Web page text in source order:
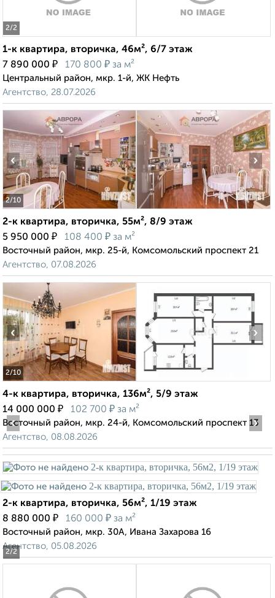
2/2
1-к квартира, вторичка, 46м², 6/7 этаж
7 890 000 ₽ 170 800 ₽ за м²
Центральный район, мкр. 1-й, ЖК Нефть
Агентство, 28.07.2026
2/10
‹ ›
2-к квартира, вторичка, 55м², 8/9 этаж
5 950 000 ₽ 108 400 ₽ за м²
Восточный район, мкр. 25-й, Комсомольский проспект 21
Агентство, 07.08.2026
2/10
‹ ›
4-к квартира, вторичка, 136м², 5/9 этаж
14 000 000 ₽ 102 700 ₽ за м²
Восточный район, мкр. 24-й, Комсомольский проспект 13
Агентство, 08.08.2026
2/2
‹ ›
2-к квартира, вторичка, 56м², 1/19 этаж
8 880 000 ₽ 160 000 ₽ за м²
Восточный район, мкр. 30А, Ивана Захарова 16
Агентство, 05.08.2026